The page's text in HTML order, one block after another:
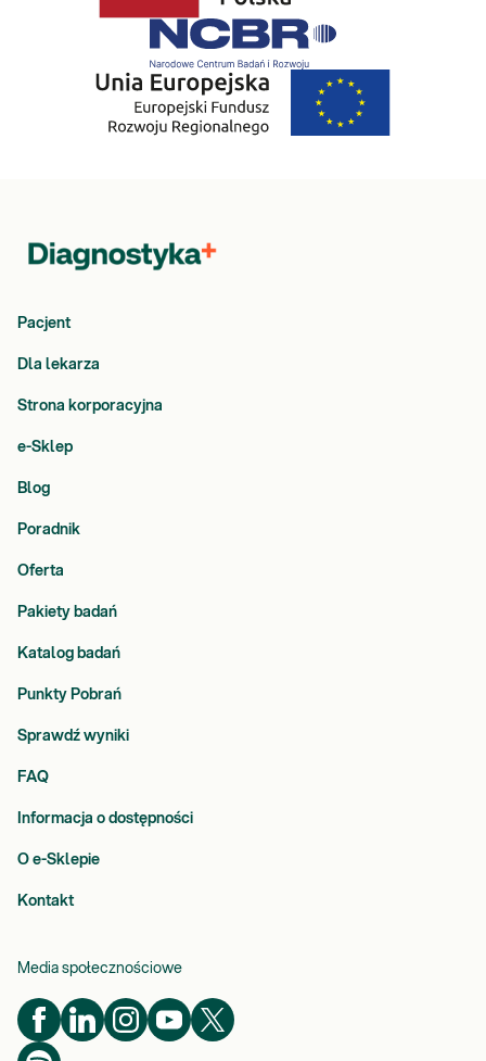
Pacjent
Dla lekarza
Strona korporacyjna
e-Sklep
Blog
Poradnik
Oferta
Pakiety badań
Katalog badań
Punkty Pobrań
Sprawdź wyniki
FAQ
Informacja o dostępności
O e-Sklepie
Kontakt
Media społecznościowe